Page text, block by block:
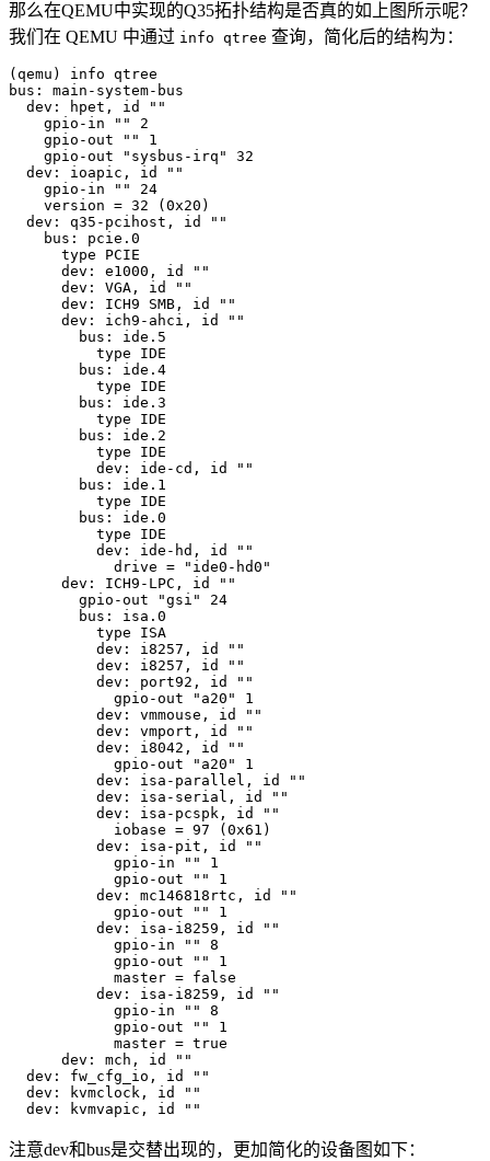
那么在QEMU中实现的Q35拓扑结构是否真的如上图所示呢？
我们在 QEMU 中通过 info qtree 查询，简化后的结构为：
(qemu) info qtree
bus: main-system-bus
  dev: hpet, id ""
    gpio-in "" 2
    gpio-out "" 1
    gpio-out "sysbus-irq" 32
  dev: ioapic, id ""
    gpio-in "" 24
    version = 32 (0x20)
  dev: q35-pcihost, id ""
    bus: pcie.0
      type PCIE
      dev: e1000, id ""
      dev: VGA, id ""
      dev: ICH9 SMB, id ""
      dev: ich9-ahci, id ""
        bus: ide.5
          type IDE
        bus: ide.4
          type IDE
        bus: ide.3
          type IDE
        bus: ide.2
          type IDE
          dev: ide-cd, id ""
        bus: ide.1
          type IDE
        bus: ide.0
          type IDE
          dev: ide-hd, id ""
            drive = "ide0-hd0"
      dev: ICH9-LPC, id ""
        gpio-out "gsi" 24
        bus: isa.0
          type ISA
          dev: i8257, id ""
          dev: i8257, id ""
          dev: port92, id ""
            gpio-out "a20" 1
          dev: vmmouse, id ""
          dev: vmport, id ""
          dev: i8042, id ""
            gpio-out "a20" 1
          dev: isa-parallel, id ""
          dev: isa-serial, id ""
          dev: isa-pcspk, id ""
            iobase = 97 (0x61)
          dev: isa-pit, id ""
            gpio-in "" 1
            gpio-out "" 1
          dev: mc146818rtc, id ""
            gpio-out "" 1
          dev: isa-i8259, id ""
            gpio-in "" 8
            gpio-out "" 1
            master = false
          dev: isa-i8259, id ""
            gpio-in "" 8
            gpio-out "" 1
            master = true
      dev: mch, id ""
  dev: fw_cfg_io, id ""
  dev: kvmclock, id ""
  dev: kvmvapic, id ""
注意dev和bus是交替出现的，更加简化的设备图如下：